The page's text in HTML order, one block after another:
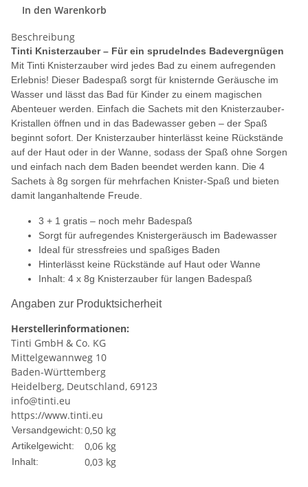
In den Warenkorb
Beschreibung
Tinti Knisterzauber – Für ein sprudelndes Badevergnügen
Mit Tinti Knisterzauber wird jedes Bad zu einem aufregenden
Erlebnis! Dieser Badespaß sorgt für knisternde Geräusche im
Wasser und lässt das Bad für Kinder zu einem magischen
Abenteuer werden. Einfach die Sachets mit den Knisterzauber-
Kristallen öffnen und in das Badewasser geben – der Spaß
beginnt sofort. Der Knisterzauber hinterlässt keine Rückstände
auf der Haut oder in der Wanne, sodass der Spaß ohne Sorgen
und einfach nach dem Baden beendet werden kann. Die 4
Sachets à 8g sorgen für mehrfachen Knister-Spaß und bieten
damit langanhaltende Freude.
3 + 1 gratis – noch mehr Badespaß
Sorgt für aufregendes Knistergeräusch im Badewasser
Ideal für stressfreies und spaßiges Baden
Hinterlässt keine Rückstände auf Haut oder Wanne
Inhalt: 4 x 8g Knisterzauber für langen Badespaß
Angaben zur Produktsicherheit
Herstellerinformationen:
Tinti GmbH & Co. KG
Mittelgewannweg 10
Baden-Württemberg
Heidelberg, Deutschland, 69123
info@tinti.eu
https://www.tinti.eu
Versandgewicht:0,50 kg
Artikelgewicht: 0,06 kg
Inhalt: 0,03 kg